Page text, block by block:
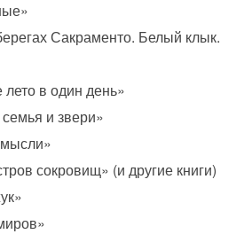
Сакраменто. Белый клык.
в один день»
и звери»
сокровищ» (и другие книги)